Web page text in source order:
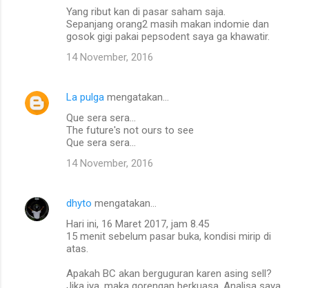
Yang ribut kan di pasar saham saja.
Sepanjang orang2 masih makan indomie dan
gosok gigi pakai pepsodent saya ga khawatir.
14 November, 2016
La pulga mengatakan…
Que sera sera...
The future's not ours to see
Que sera sera...
14 November, 2016
dhyto mengatakan…
Hari ini, 16 Maret 2017, jam 8.45
15 menit sebelum pasar buka, kondisi mirip di
atas.
Apakah BC akan berguguran karen asing sell?